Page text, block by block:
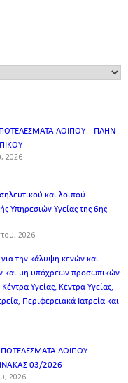
ΛΟΙΠΟΥ – ΠΛΗΝ
2026
και λοιπού
Υπηρεσιών Υγείας της 6ης
2026
την κάλυψη κενών και
και μη υπόχρεων προσωπικών
Υγείας, Κέντρα Υγείας,
Περιφερειακά Ιατρεία και
ΛΟΙΠΟΥ
03/2026
2026